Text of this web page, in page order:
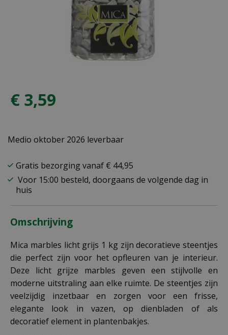
€ 3,59
Medio oktober 2026 leverbaar
Gratis bezorging vanaf € 44,95
Voor 15:00 besteld, doorgaans de volgende dag in
huis
Omschrijving
Mica marbles licht grijs 1 kg zijn decoratieve steentjes
die perfect zijn voor het opfleuren van je interieur.
Deze licht grijze marbles geven een stijlvolle en
moderne uitstraling aan elke ruimte. De steentjes zijn
veelzijdig inzetbaar en zorgen voor een frisse,
elegante look in vazen, op dienbladen of als
decoratief element in plantenbakjes.